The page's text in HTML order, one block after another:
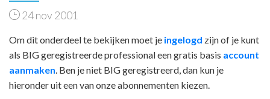
24 nov 2001
Om dit onderdeel te bekijken moet je ingelogd zijn of je kunt
als BIG geregistreerde professional een gratis basis account
aanmaken . Ben je niet BIG geregistreerd, dan kun je
hieronder uit een van onze abonnementen kiezen.